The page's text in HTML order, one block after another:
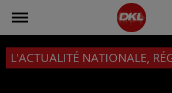
L'ACTUALITÉ NATIONALE,